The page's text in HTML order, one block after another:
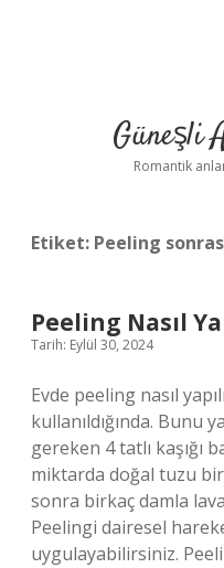
Güneşli
Romantik
Etiket: Peeling
Peeling Nasıl
Tarih: Eylül 30, 2024
Evde peeling nasıl
kullanıldığında. Bunu
gereken 4 tatlı kaşığı
miktarda doğal tuzu bir
sonra birkaç damla
Peelingi dairesel
uygulayabilirsiniz.